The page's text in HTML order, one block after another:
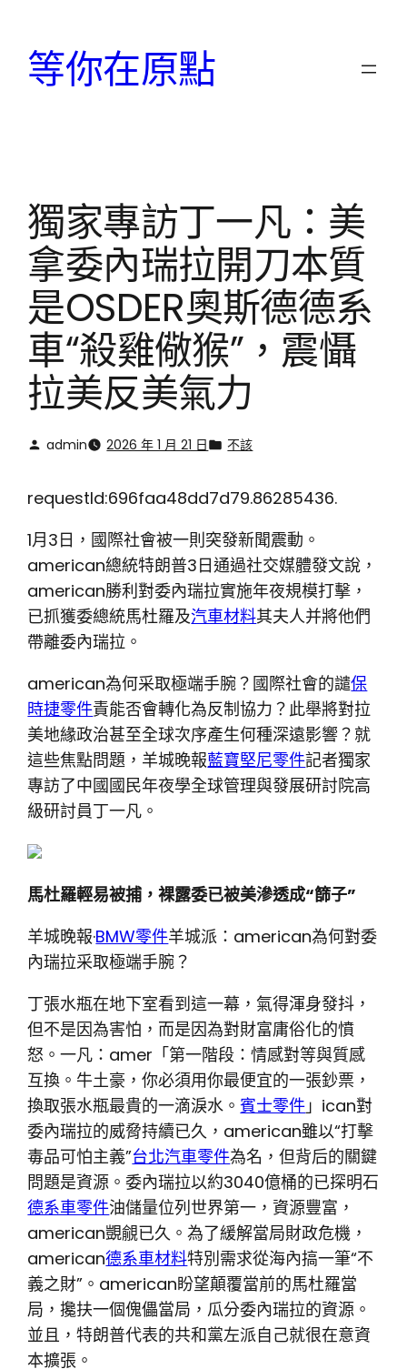
等你在原點
獨家專訪丁一凡：美
拿委內瑞拉開刀本質
是OSDER奧斯德德系
車“殺雞儆猴”，震懾
拉美反美氣力
admin 2026 年 1 月 21 日 不該
requestId:696faa48dd7d79.86285436.
1月3日，國際社會被一則突發新聞震動。
american總統特朗普3日通過社交媒體發文說，
american勝利對委內瑞拉實施年夜規模打擊，
已抓獲委總統馬杜羅及汽車材料其夫人并將他們
帶離委內瑞拉。
american為何采取極端手腕？國際社會的譴保
時捷零件責能否會轉化為反制協力？此舉將對拉
美地緣政治甚至全球次序產生何種深遠影響？就
這些焦點問題，羊城晚報藍寶堅尼零件記者獨家
專訪了中國國民年夜學全球管理與發展研討院高
級研討員丁一凡。
馬杜羅輕易被捕，裸露委已被美滲透成“篩子”
羊城晚報·BMW零件羊城派：american為何對委
內瑞拉采取極端手腕？
丁張水瓶在地下室看到這一幕，氣得渾身發抖，
但不是因為害怕，而是因為對財富庸俗化的憤
怒。一凡：amer「第一階段：情感對等與質感
互換。牛土豪，你必須用你最便宜的一張鈔票，
換取張水瓶最貴的一滴淚水。賓士零件」ican對
委內瑞拉的威脅持續已久，american雖以“打擊
毒品可怕主義”台北汽車零件為名，但背后的關鍵
問題是資源。委內瑞拉以約3040億桶的已探明石
德系車零件油儲量位列世界第一，資源豐富，
american覬覦已久。為了緩解當局財政危機，
american德系車材料特別需求從海內搞一筆“不
義之財”。american盼望顛覆當前的馬杜羅當
局，攙扶一個傀儡當局，瓜分委內瑞拉的資源。
並且，特朗普代表的共和黨左派自己就很在意資
本擴張。